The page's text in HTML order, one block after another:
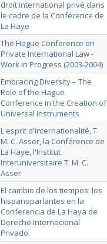
droit international privé dans
le cadre de la Conférence de
La Haye
The Hague Conference on
Private International Law -
Work in Progress (2003-2004)
Embracing Diversity – The
Role of the Hague
Conference in the Creation of
Universal Instruments
L'esprit d'internationalité, T.
M. C. Asser, la Conférence de
La Haye, l'Institut
Interuniversitaire T. M. C.
Asser
El cambio de los tiempos: los
hispanoparlantes en la
Conferencia de La Haya de
Derecho Internacional
Privado